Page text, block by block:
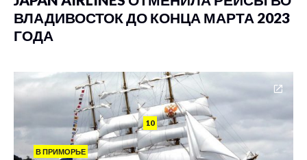
ВЛАДИВОСТОК ДО КОНЦА МАРТА 2023
ГОДА
10
В ПРИМОРЬЕ